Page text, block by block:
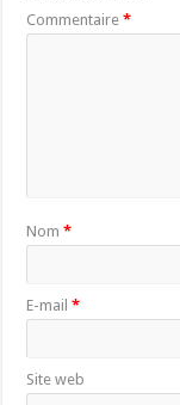
Commentaire*
Nom*
E-mail*
Site web